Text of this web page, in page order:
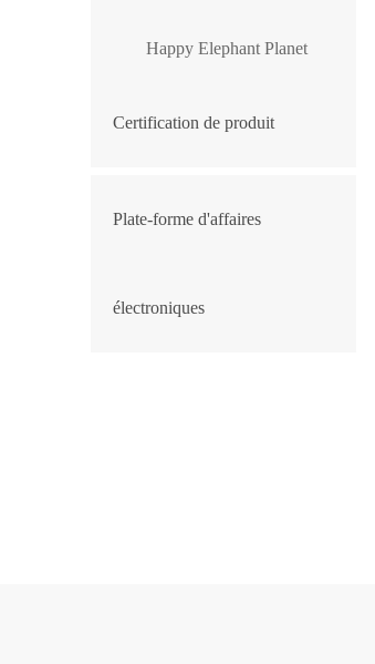
Happy Elephant Planet
Certification de produit
Plate-forme d'affaires
électroniques